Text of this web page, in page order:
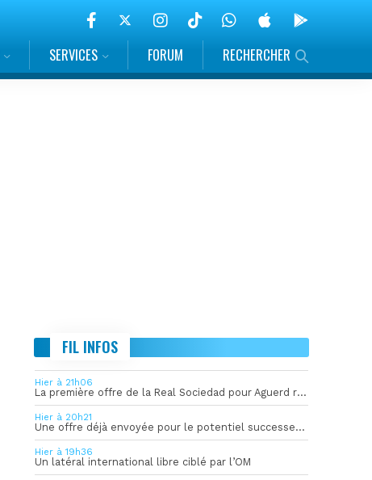
SERVICES FORUM RECHERCHER
FIL INFOS
Hier à 21h06
La première offre de la Real Sociedad pour Aguerd refusée par l’OM
Hier à 20h21
Une offre déjà envoyée pour le potentiel successeur de Rulli
Hier à 19h36
Un latéral international libre ciblé par l’OM